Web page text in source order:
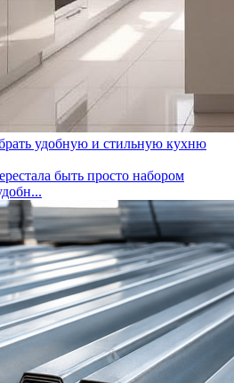
удобную и стильную кухню
быть просто набором